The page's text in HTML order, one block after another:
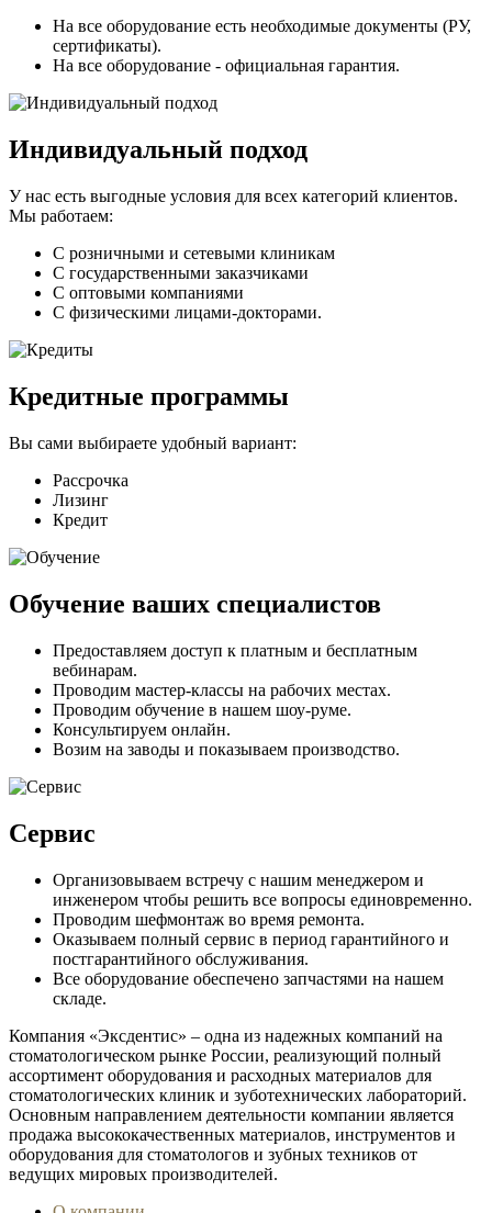
На все оборудование есть необходимые документы (РУ,
сертификаты).
На все оборудование - официальная гарантия.
Индивидуальный подход
У нас есть выгодные условия для всех категорий клиентов.
Мы работаем:
С розничными и сетевыми клиникам
С государственными заказчиками
С оптовыми компаниями
C физическими лицами-докторами.
Кредитные программы
Вы сами выбираете удобный вариант:
Рассрочка
Лизинг
Кредит
Обучение ваших специалистов
Предоставляем доступ к платным и бесплатным
вебинарам.
Проводим мастер-классы на рабочих местах.
Проводим обучение в нашем шоу-руме.
Консультируем онлайн.
Возим на заводы и показываем производство.
Сервис
Организовываем встречу с нашим менеджером и
инженером чтобы решить все вопросы единовременно.
Проводим шефмонтаж во время ремонта.
Оказываем полный сервис в период гарантийного и
постгарантийного обслуживания.
Все оборудование обеспечено запчастями на нашем
складе.
Компания «Эксдентис» – одна из надежных компаний на
стоматологическом рынке России, реализующий полный
ассортимент оборудования и расходных материалов для
стоматологических клиник и зуботехнических лабораторий.
Основным направлением деятельности компании является
продажа высококачественных материалов, инструментов и
оборудования для стоматологов и зубных техников от
ведущих мировых производителей.